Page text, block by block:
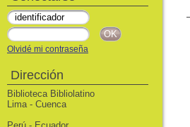
Olvidé mi contraseña
Dirección
Biblioteca Bibliolatino
Lima - Cuenca